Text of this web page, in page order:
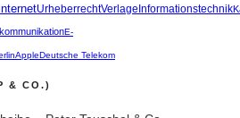
InternetUrheberrechtVerlageInformationstechnik
E-
AppleDeutsche Telekom
& CO.)